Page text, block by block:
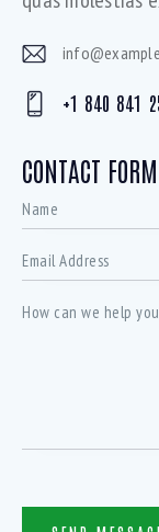
E-
mai
on
e:
+1 840 841
CONTACT FORM